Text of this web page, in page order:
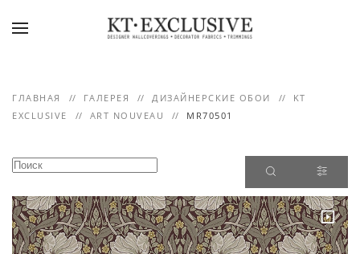
ГЛАВНАЯ ГАЛЕРЕЯ ДИЗАЙНЕРСКИЕ ОБОИ
KT
EXCLUSIVE
ART NOUVEAU MR70501